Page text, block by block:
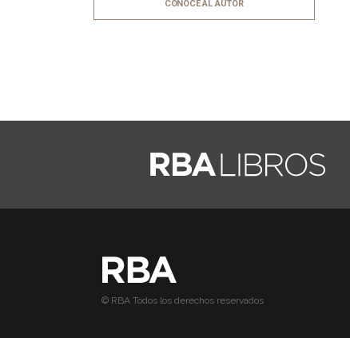
CONOCE AL AUTOR
© RBA Todos los derechos reservados